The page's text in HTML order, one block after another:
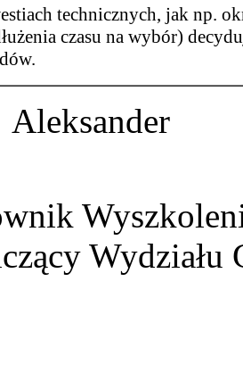
technicznych, jak np.
czasu na wybór)
Wydziału